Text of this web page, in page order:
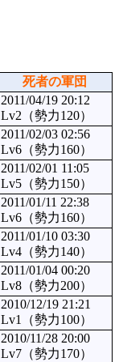
死者の軍団
2011/04/19 20:12
Lv2（勢力120）
2011/02/03 02:56
Lv6（勢力160）
2011/02/01 11:05
Lv5（勢力150）
2011/01/11 22:38
Lv6（勢力160）
2011/01/10 03:30
Lv4（勢力140）
2011/01/04 00:20
Lv8（勢力200）
2010/12/19 21:21
Lv1（勢力100）
2010/11/28 20:00
Lv7（勢力170）